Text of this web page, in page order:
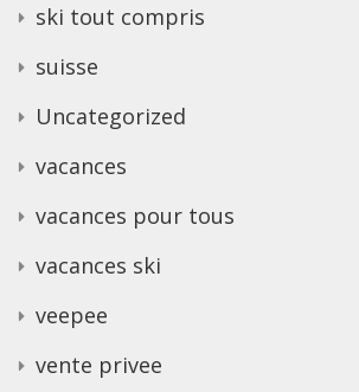
ski tout compris
suisse
Uncategorized
vacances
vacances pour tous
vacances ski
veepee
vente privee